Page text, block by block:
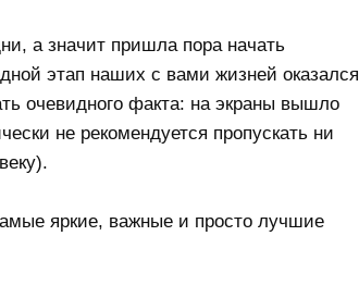
а значит пришла пора начать
этап наших с вами жизней оказался
очевидного факта: на экраны вышло
не рекомендуется пропускать ни
яркие, важные и просто лучшие